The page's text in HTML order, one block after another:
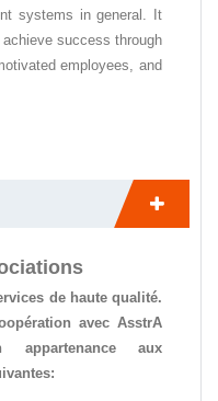
systems in general. It
success through
employees, and
de haute qualité.
avec AsstrA
aux